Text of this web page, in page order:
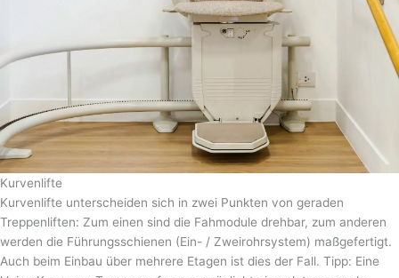
Kurvenlifte
Kurvenlifte unterscheiden sich in zwei Punkten von geraden
Treppenliften: Zum einen sind die Fahmodule drehbar, zum anderen
werden die Führungsschienen (Ein- / Zweirohrsystem) maßgefertigt.
Auch beim Einbau über mehrere Etagen ist dies der Fall. Tipp: Eine